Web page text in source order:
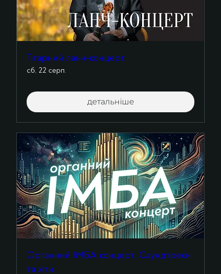
Гітарний ланч-концерт
сб, 22 серп.
детальніше
Органний ІМБА концерт. Саундтреки
та хіти